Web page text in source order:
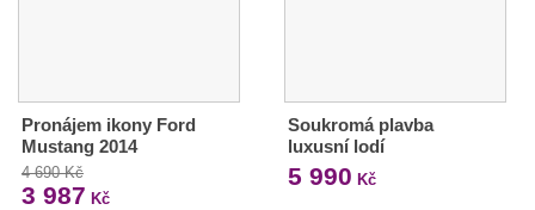
Pronájem ikony Ford
Mustang 2014
4 690 Kč
3 987 Kč
Soukromá plavba
luxusní lodí
5 990 Kč